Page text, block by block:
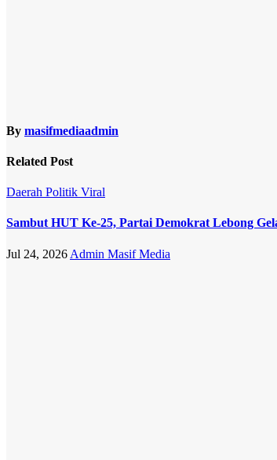
By masifmediaadmin
Related Post
Daerah Politik Viral
Sambut HUT Ke-25, Partai Demokrat Lebong
Jul 24, 2026 Admin Masif Media